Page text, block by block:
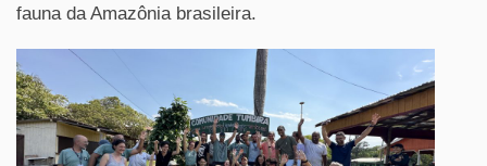
fauna da Amazônia brasileira.